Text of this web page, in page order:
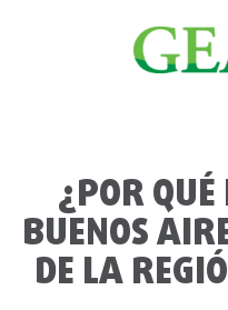
¿POR QUÉ
BUENOS
DE LA